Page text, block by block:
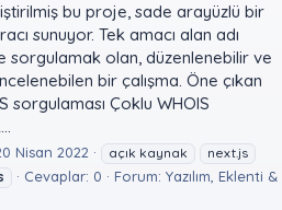
bu proje, sade arayüzlü bir
sunuyor. Tek amacı alan adı
sorgulamak olan, düzenlenebilir ve
bir çalışma. Öne çıkan
sorgulaması Çoklu WHOIS
Nisan 2022 açık kaynak
next.js
Cevaplar: 0 Forum: Yazılım, Eklenti &